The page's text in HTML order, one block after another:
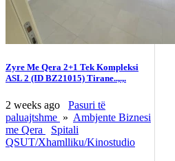
Zyre Me Qera 2+1 Tek Kompleksi
ASL 2 (ID BZ21015) Tirane..,.,.
2 weeks ago
Pasuri të
paluajtshme » Ambjente Biznesi
me Qera
Spitali
QSUT/Xhamlliku/Kinostudio